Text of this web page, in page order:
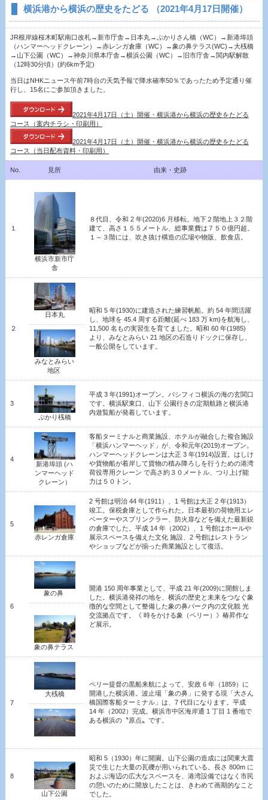
横浜港から横浜の歴史をたどる （2021年4月17日開催）
JR根岸線桜木町駅南口改札→新市庁舎→日本丸→ぷかりさん橋（WC）→新港埠頭
（ハンマーヘッドクレーン）→赤レンガ倉庫（WC）→象の鼻テラス(WC)→大桟橋
→山下公園（WC）→神奈川県本庁舎→横浜公園（WC）→旧市庁舎→関内駅解散
（12時30分頃）(約6km予定)
当日はNHKニュース午前7時台の天気予報で降水確率50％であったため予定通り催
行し、15名にご参加頂きました。
2021年4月17日（土）開催・横浜港から横浜の歴史をたどる
コース（案内チラシ・印刷用）
2021年4月17日（土）開催・横浜港から横浜の歴史をたどる
コース（当日配布資料・印刷用）
No. 見所 由来・史跡
１
横浜市新市庁
舎
８代目、令和 2 年(2020)6 月移転。地下２階地上３２階
建て、高さ１５５メートル、総事業費は７５０億円超。
１～３階には、吹き抜け構造の広場や物販、飲食店。
２
日本丸
昭和 5 年(1930)に建造された練習帆船。約 54 年間活躍
し、地球を 45.4 周する距離(延べ 183 万 km)を航海し、
11,500 名もの実習生を育てました。昭和 60 年(1985)
より、みなとみらい 21 地区の石造りドックに保存し、
一般公開をしています。
みなとみらい
地区
3
ぷかり桟橋
平成 3 年(1991)オープン。パシフィコ横浜の海の玄関口
です。横浜駅東口、山下公園行きの定期航路と横浜港
内遊覧船が発着しています。
4
新港埠頭 (ハ
ンマーヘッド
クレーン）
客船ターミナルと商業施設、ホテルが融合した複合施設
「横浜ハンマーヘッド」が、令和元年(2019)オープン。
ハンマーヘッドクレーンは大正 3 年(1914)設置。はしけ
や貨物船が着岸して貨物の積み降ろしを行うための港湾
荷役専用クレーン で高さ約３０メートル、つり上げ能
力は５０トン。
5
赤レンガ倉庫
2 号館は明治 44 年(1911）、1 号館は大正 2 年(1913）
竣工。保税倉庫として作られた。日本最初の荷物用エレ
ベーターやスプリンクラー、防火扉などを備えた最新鋭
の倉庫でした。平成 14 年（2002）、1 号館はホールや
展示スペースを備えた文化施設、2 号館はレストラン
やショップなどが揃った商業施設として復活。
6
象の鼻
開港 150 周年事業として、平成 21 年(2009)に開館しま
した。横浜港発祥の地を、横浜の歴史と未来をつなぐ象
徴的な空間として整備した象の鼻パーク内の文化観 光
交流拠点です。《 時をかける象（ペリー）》椿昇作な
ど展示。
象の鼻テラス
7
大桟橋
ペリー提督の黒船来航によって、安政 6 年（1859）に
開港した横浜港。波止場「象の鼻」に発する現「大さん
橋国際客船ターミナル」は、7 代目になります。平成
14 年（2002）完成。横浜市中区海岸通 1 丁目 1 番地で
ある横浜の〝原点〟です。
8
山下公園
昭和 5（1930）年に開園。山下公園の造成には関東大震
災で生じた大量の瓦礫が用いられている。長さ 800m に
およぶ海辺の広大なスペースを、港湾設備ではなく市民
の憩いのために開放したことは、きわめて画期的なこと
でした。